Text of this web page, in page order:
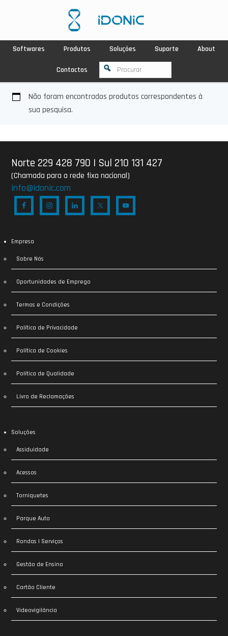
Softwares Produtos Soluções Suporte About
Contactos
Não foram encontrados produtos correspondentes à
sua pesquisa.
Norte 229 428 790 | Sul 210 131 427
(Chamada para a rede fixa nacional)
info@idonic.com
Empresa
Sobre Nós
Oportunidades de Emprego
Termos e Condições
Política de Privacidade
Política de Cookies
Política de Qualidade
Livro de Reclamações
Soluções
Assiduidade
Acessos
Torniquetes
Parque Auto
Rondas | Serviços
Gestão de Ensino
Cartão Cliente
Videovigilância